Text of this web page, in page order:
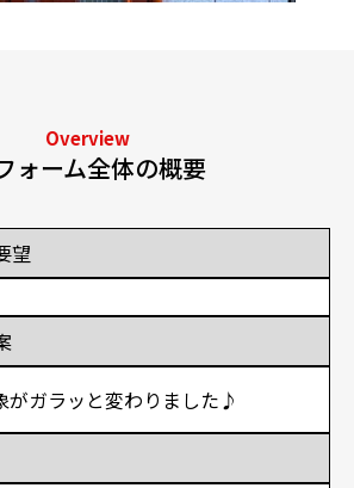
Overview
ォーム全体の概要
望
がガラッと変わりました♪